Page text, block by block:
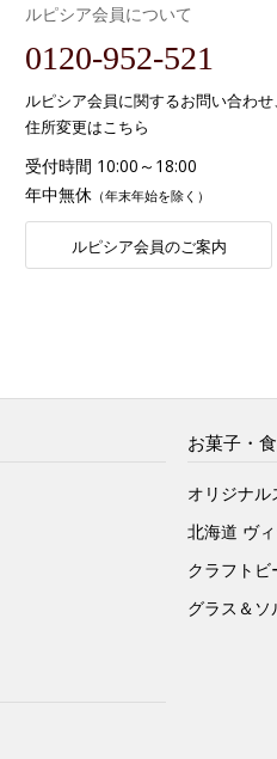
ルピシア会員について
0120-952-521
ルピシア会員に関するお問い合わせ、
住所変更はこちら
受付時間 10:00～18:00
年中無休 （年末年始を除く）
ルピシア会員のご案内
お菓子・
オリジナル
北海道 ヴ
クラフトビ
グラス＆ソ